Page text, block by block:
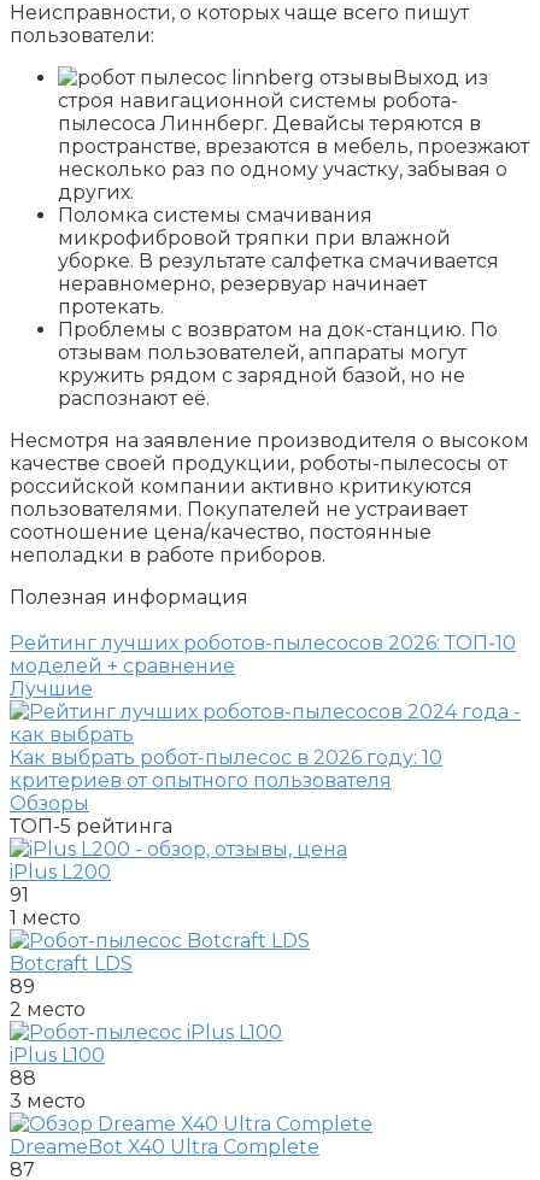
Неисправности, о которых чаще всего пишут
пользователи:
Выход из
строя навигационной системы робота-
пылесоса Линнберг. Девайсы теряются в
пространстве, врезаются в мебель, проезжают
несколько раз по одному участку, забывая о
других.
Поломка системы смачивания
микрофибровой тряпки при влажной
уборке. В результате салфетка смачивается
неравномерно, резервуар начинает
протекать.
Проблемы с возвратом на док-станцию. По
отзывам пользователей, аппараты могут
кружить рядом с зарядной базой, но не
распознают её.
Несмотря на заявление производителя о высоком
качестве своей продукции, роботы-пылесосы от
российской компании активно критикуются
пользователями. Покупателей не устраивает
соотношение цена/качество, постоянные
неполадки в работе приборов.
Полезная информация
Рейтинг лучших роботов-пылесосов 2026: ТОП-10
моделей + сравнение
Лучшие
Как выбрать робот-пылесос в 2026 году: 10
критериев от опытного пользователя
Обзоры
ТОП-5 рейтинга
iPlus L200
91
1 место
Botcraft LDS
89
2 место
iPlus L100
88
3 место
DreameBot X40 Ultra Complete
87